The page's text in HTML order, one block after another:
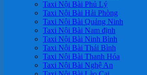
Taxi Nội Bài Phủ Lý
Taxi Nội Bài Hải Phòng
Taxi Nội Bài Quảng Ninh
Taxi Nội Bài Nam định
Taxi Nội Bài Ninh Bình
Taxi Nội Bài Thái Bình
Taxi Nội Bài Thanh Hóa
Taxi Nội Bài Nghệ An